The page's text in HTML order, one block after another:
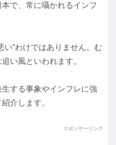
で、常に囁かれるインフ
い”わけではありません。む
い風といわれます。
する事象やインフレに強
介します。
スポンサーリンク